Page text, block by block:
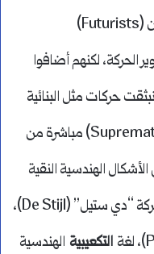
الحديثة. في إيطاليا، استلهم المستقبليون (Futurists)
الحركة، لكنهم أضافوا
حركات مثل البنائية
(Constructivism) والتفوقية (Suprematism) مباشرة من
الأشكال الهندسية النقية
والبناء التجريدي. وفي هولندا، طورت حركة “دي ستيل” (De Stijl)،
التكعيبية الهندسية